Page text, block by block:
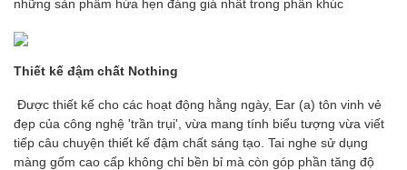
những sản phẩm hứa hẹn đáng giá nhất trong phân khúc
Thiết kế đậm chất Nothing
Được thiết kế cho các hoạt động hằng ngày, Ear (a) tôn vinh vẻ
đẹp của công nghệ 'trần trụi', vừa mang tính biểu tượng vừa viết
tiếp câu chuyện thiết kế đậm chất sáng tạo. Tai nghe sử dụng
màng gốm cao cấp không chỉ bền bỉ mà còn góp phần tăng độ